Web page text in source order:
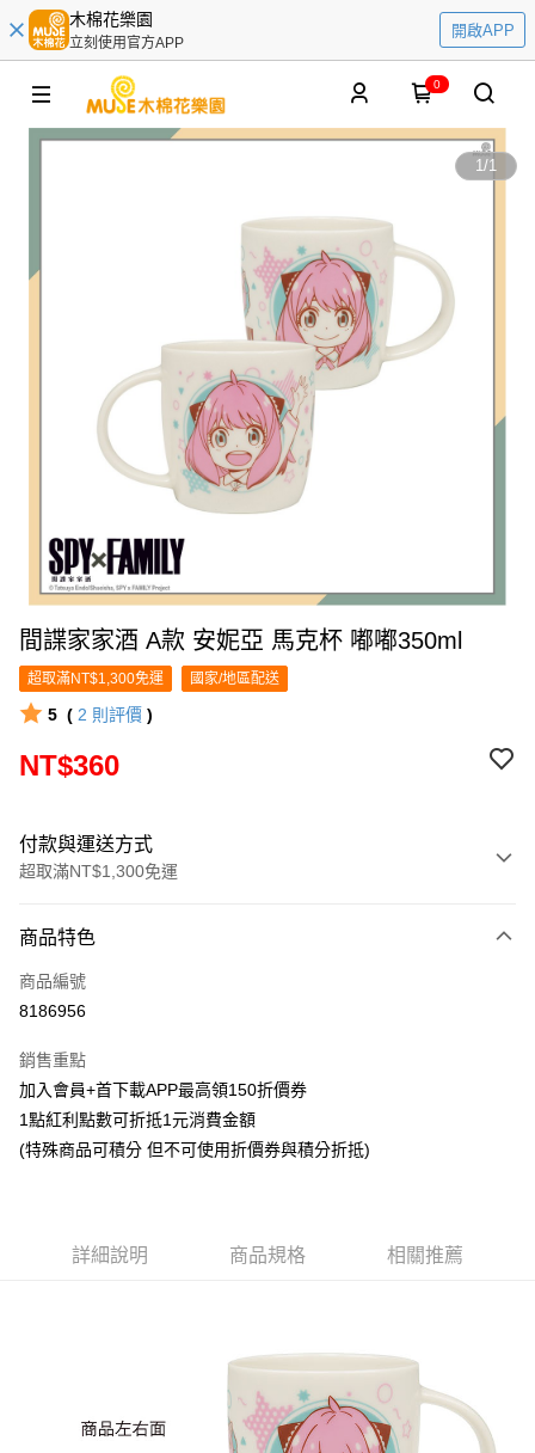
木棉花樂園
立刻使用官方APP
開啟APP
0
1/1
間諜家家酒 A款 安妮亞 馬克杯 嘟嘟350ml
超取滿NT$1,300免運 國家/地區配送
5 ( 2 則評價 )
NT$360
付款與運送方式
超取滿NT$1,300免運
信用卡一次付款
超商取貨付款
Apple Pay
悠遊付
貨到付款
每筆NT$65，滿NT$1,300(含以上)免運費
付款後全家取貨
商品特色
商品編號
8186956
銷售重點
加入會員+首下載APP最高領150折價券
1點紅利點數可折抵1元消費金額
(特殊商品可積分 但不可使用折價券與積分折抵)
詳細說明 商品規格 相關推薦